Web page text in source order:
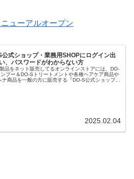
ューアルオープン
公式ショップ・業務用SHOPにログイン出
、パスワードがわからない方
品をネット販売してるオンラインストアには、DO-
プー＆DO-Sトリートメントや各種ヘアケア商品や
ナ商品を一般の方に販売する『DO-S公式ショップ』
2025.02.04